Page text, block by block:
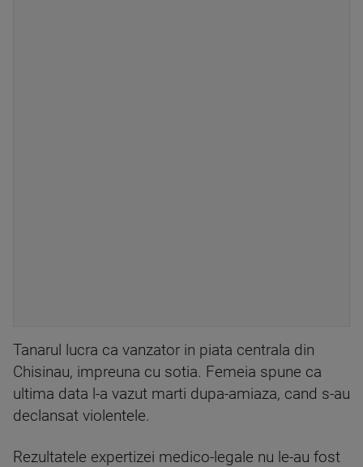
Tanarul lucra ca vanzator in piata centrala din
Chisinau, impreuna cu sotia. Femeia spune ca
ultima data l-a vazut marti dupa-amiaza, cand s-au
declansat violentele.
Rezultatele expertizei medico-legale nu le-au fost